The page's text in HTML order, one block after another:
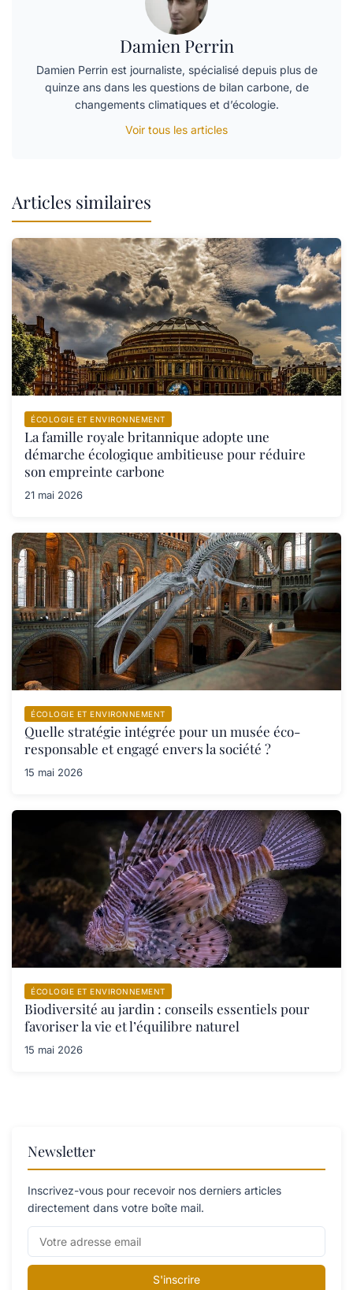
Damien Perrin
Damien Perrin est journaliste, spécialisé depuis plus de
quinze ans dans les questions de bilan carbone, de
changements climatiques et d’écologie.
Voir tous les articles
Articles similaires
ÉCOLOGIE ET ENVIRONNEMENT
La famille royale britannique adopte une
démarche écologique ambitieuse pour réduire
son empreinte carbone
21 mai 2026
ÉCOLOGIE ET ENVIRONNEMENT
Quelle stratégie intégrée pour un musée éco-
responsable et engagé envers la société ?
15 mai 2026
ÉCOLOGIE ET ENVIRONNEMENT
Biodiversité au jardin : conseils essentiels pour
favoriser la vie et l’équilibre naturel
15 mai 2026
Newsletter
Inscrivez-vous pour recevoir nos derniers articles
directement dans votre boîte mail.
S'inscrire